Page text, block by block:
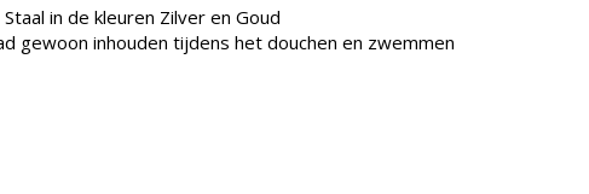
in de kleuren Zilver en Goud
gewoon inhouden tijdens het douchen en zwemmen